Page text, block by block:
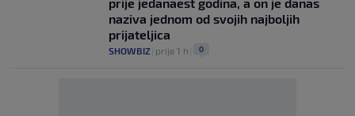
naziva jednom od svojih najboljih
prijateljica
SHOWBIZ prije 1 h 0